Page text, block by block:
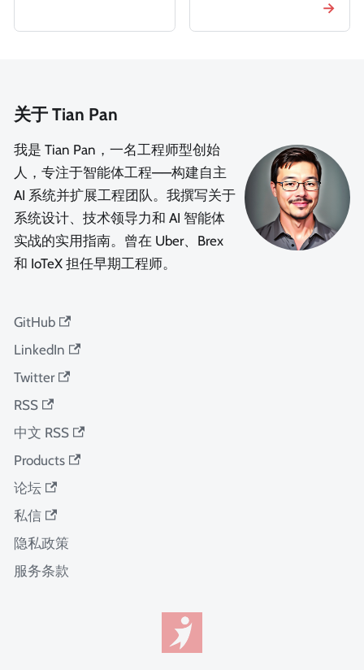
关于 Tian Pan
我是 Tian Pan，一名工程师型创始
人，专注于智能体工程——构建自主
AI 系统并扩展工程团队。我撰写关于
系统设计、技术领导力和 AI 智能体
实战的实用指南。曾在 Uber、Brex
和 IoTeX 担任早期工程师。
GitHub
LinkedIn
Twitter
RSS
中文 RSS
Products
论坛
私信
隐私政策
服务条款